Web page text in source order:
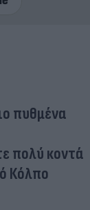
πυθμένα
πολύ κοντά
Κόλπο